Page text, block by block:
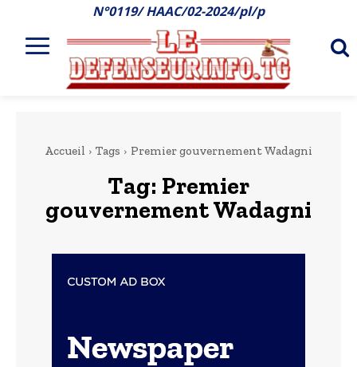
N°0119/ HAAC/02-2024/pl/p
Accueil Tags Premier gouvernement Wadagni
Tag: Premier
gouvernement Wadagni